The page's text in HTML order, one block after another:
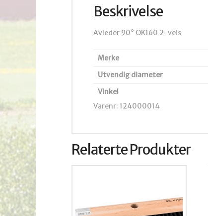
Beskrivelse
Avleder 90° OK160 2-veis
Merke
Utvendig diameter
Vinkel
Varenr: 124000014
Relaterte Produkter